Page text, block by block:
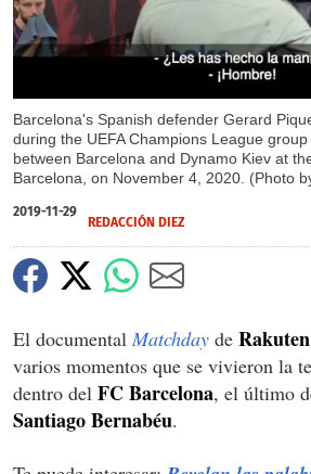
Barcelona's Spanish defender Gerard
during the UEFA Champions League
between Barcelona and Dynamo Kiev at
Barcelona, on November 4, 2020. (Photo
2019-11-29
REDACCIÓN DIEZ
El documental Matchday de
varios momentos que se vivieron la
dentro del FC Barcelona, el último
Santiago Bernabéu.